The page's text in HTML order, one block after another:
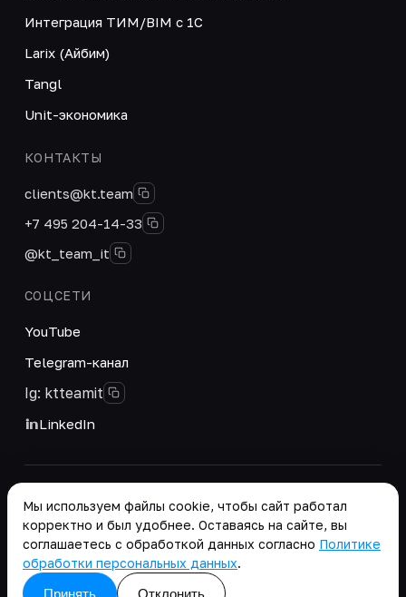
Интеграция ТИМ/BIM с 1С
Larix (Айбим)
Tangl
Unit-экономика
КОНТАКТЫ
clients@kt.team
+7 495 204-14-33
@kt_team_it
СОЦСЕТИ
YouTube
Telegram-канал
Ig: ktteamit
LinkedIn
решений и корпоративных систем.
Реквизиты
Положение о работе с персональными данными
copy as .md
Мы используем файлы cookie, чтобы сайт работал
корректно и был удобнее. Оставаясь на сайте, вы
соглашаетесь с обработкой данных согласно Политике
обработки персональных данных.
Принять
Отклонить